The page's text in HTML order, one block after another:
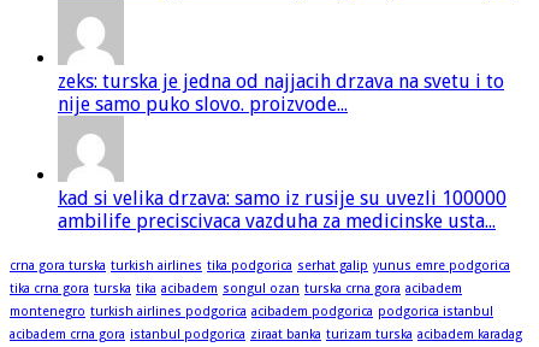
zeks: turska je jedna od najjacih drzava na svetu i to
nije samo puko slovo. proizvode...
kad si velika drzava: samo iz rusije su uvezli 100000
ambilife preciscivaca vazduha za medicinske usta...
crna gora turska turkish airlines tika podgorica serhat galip yunus emre podgorica
tika crna gora turska tika acibadem songul ozan turska crna gora acibadem
montenegro turkish airlines podgorica acibadem podgorica podgorica istanbul
acibadem crna gora istanbul podgorica ziraat banka turizam turska acibadem karadag